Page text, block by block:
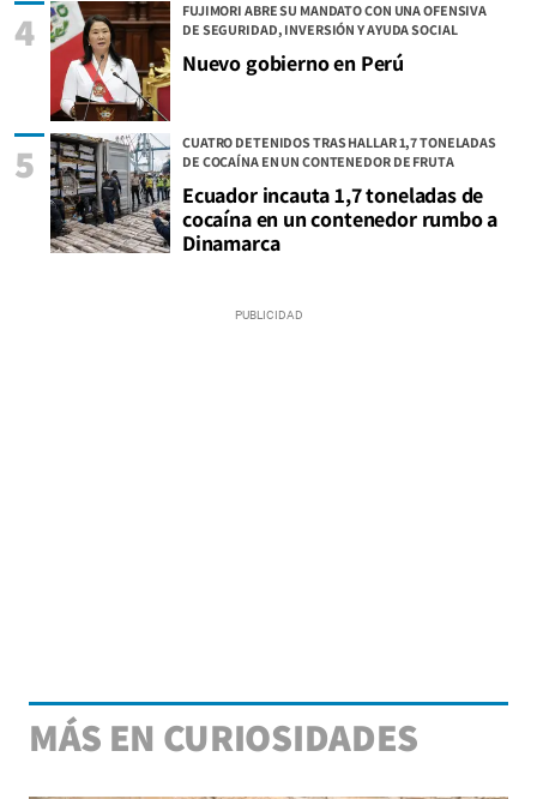
FUJIMORI ABRE SU MANDATO CON UNA OFENSIVA
DE SEGURIDAD, INVERSIÓN Y AYUDA SOCIAL
Nuevo gobierno en Perú
4
CUATRO DETENIDOS TRAS HALLAR 1,7 TONELADAS
DE COCAÍNA EN UN CONTENEDOR DE FRUTA
Ecuador incauta 1,7 toneladas de
cocaína en un contenedor rumbo a
Dinamarca
5
MÁS EN CURIOSIDADES